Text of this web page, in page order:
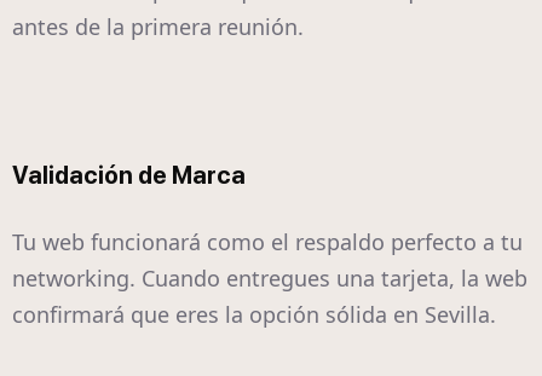
antes de la primera reunión.
Validación de Marca
Tu web funcionará como el respaldo perfecto a tu
networking. Cuando entregues una tarjeta, la web
confirmará que eres la opción sólida en Sevilla.